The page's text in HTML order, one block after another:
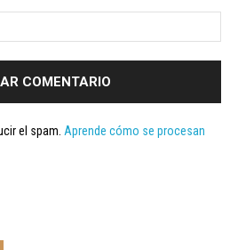
el spam. Aprende cómo se procesan